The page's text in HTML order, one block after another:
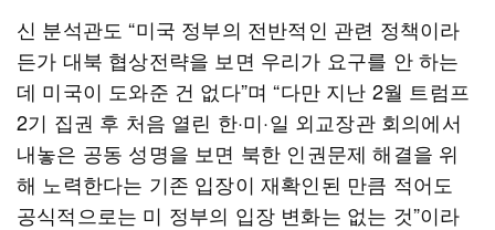
신 분석관도 “미국 정부의 전반적인 관련 정책이라
든가 대북 협상전략을 보면 우리가 요구를 안 하는
데 미국이 도와준 건 없다”며 “다만 지난 2월 트럼프
2기 집권 후 처음 열린 한·미·일 외교장관 회의에서
내놓은 공동 성명을 보면 북한 인권문제 해결을 위
해 노력한다는 기존 입장이 재확인된 만큼 적어도
공식적으로는 미 정부의 입장 변화는 없는 것”이라